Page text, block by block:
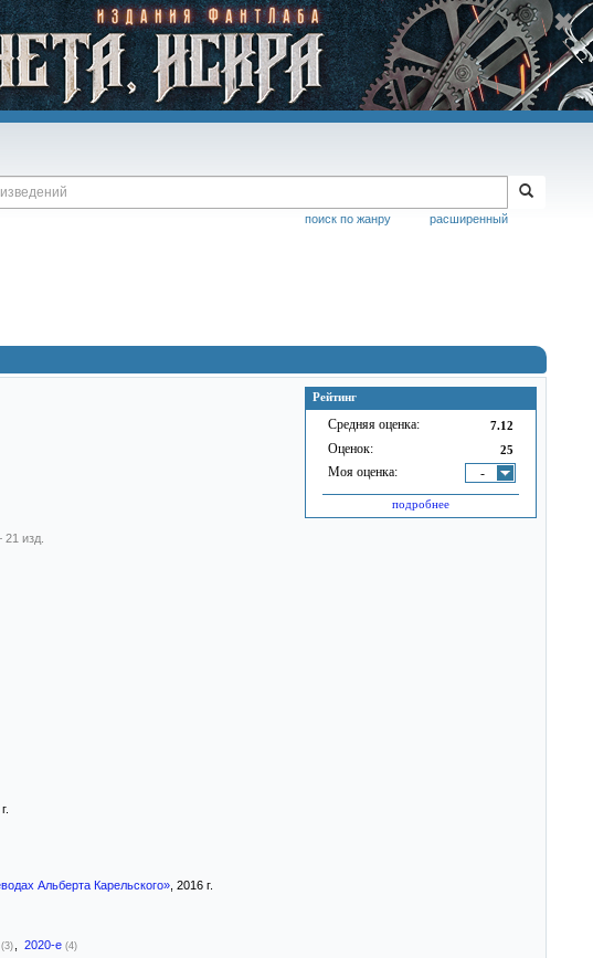
расширенный
поиск по жанру
Рейтинг
Средняя оценка: 7.12
Оценок: 25
Моя оценка: -
подробнее
изд.
Альберта Карельского», 2016 г.
(3) 2020-е (4)